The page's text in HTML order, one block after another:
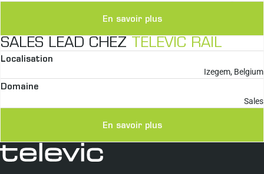
En savoir plus
SALES LEAD CHEZ TELEVIC RAIL
Localisation
Izegem, Belgium
Domaine
Sales
En savoir plus